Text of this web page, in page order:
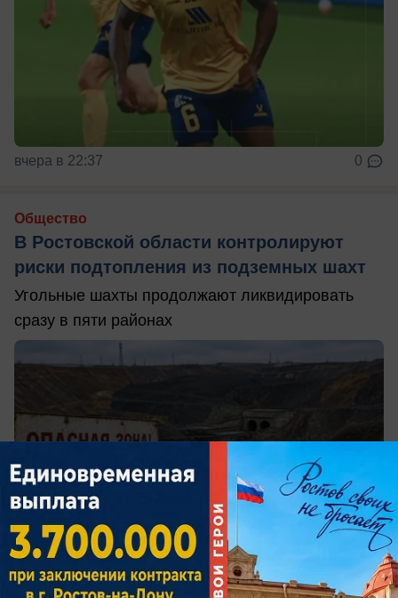
вчера в 22:37 0
Общество
В Ростовской области контролируют
риски подтопления из подземных шахт
Угольные шахты продолжают ликвидировать
сразу в пяти районах